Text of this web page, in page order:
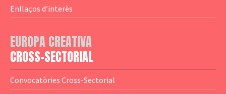
— Agència Executiva
— Logotips
— Estrenes a Catalunya
— Notícies
— Publicacions
— Guies MEDIA
Enllaços d’interès
EUROPA CREATIVA
CROSS-SECTORIAL
Convocatòries Cross-Sectorial